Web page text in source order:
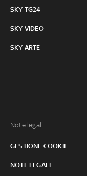
SKY TG24
SKY VIDEO
SKY ARTE
Note legali:
GESTIONE COOKIE
NOTE LEGALI